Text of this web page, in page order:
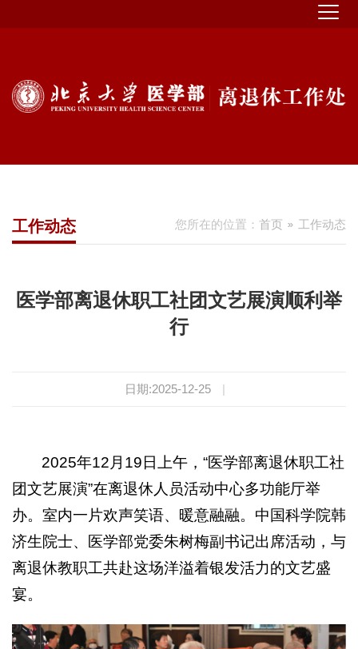
您所在的位置： 首页 工作动态
工作动态
医学部离退休职工社团文艺展演顺利举
行
日期:2025-12-25 |
2025年12月19日上午，“医学部离退休职工社
团文艺展演”在离退休人员活动中心多功能厅举
办。室内一片欢声笑语、暖意融融。中国科学院韩
济生院士、医学部党委朱树梅副书记出席活动，与
离退休教职工共赴这场洋溢着银发活力的文艺盛
宴。